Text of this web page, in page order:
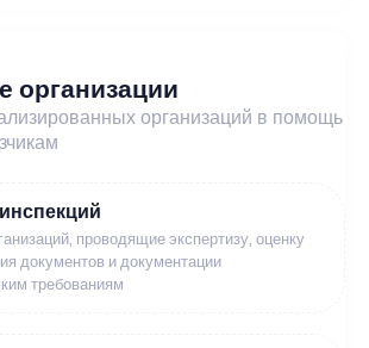
организации
организаций в помощь
проводящие экспертизу, оценку
документов и документации
требованиям